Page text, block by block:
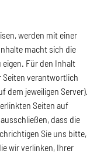
werden mit einer
macht sich die
Für den Inhalt
verantwortlich
dem jeweiligen Server).
Seiten auf
dass die
Sie uns bitte,
wir verlinken, Ihrer